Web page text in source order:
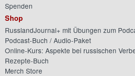
Spenden
Shop
RusslandJournal+ mit Übungen zum
Podcast-Buch / Audio-Paket
Online-Kurs: Aspekte bei russischen
Rezepte-Buch
Merch Store